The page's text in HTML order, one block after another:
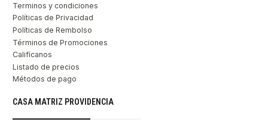
Terminos y condiciones
Políticas de Privacidad
Políticas de Rembolso
Términos de Promociones
Califícanos
Listado de precios
Métodos de pago
CASA MATRIZ PROVIDENCIA